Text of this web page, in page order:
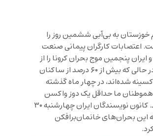
خوزستان به بی‌آبی ششمین روز را
اعتصابات کارگران پیمانی صنعت
ایران پنجمین موج بحران کرونا را از
سر می‌گذراند. در حالی که بیش از ۶۰ درصد از ساکنان
شده‌اند، در چهار ماه گذشته
از هموطنان ما حداقل یک دوز واکسن
دریافت کرده‌‌اند. کانون نویسندگان ایران چهارشنبه ۳۰
این بحران‌های خانمان‌برافکن